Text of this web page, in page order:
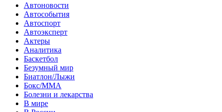
Автоновости
Автособытия
Автоспорт
Автоэксперт
Актеры
Аналитика
Баскетбол
Безумный мир
Биатлон/Лыжи
Бокс/MMA
Болезни и лекарства
В мире